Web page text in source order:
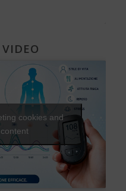
cookies and